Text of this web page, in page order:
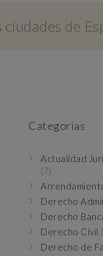
de
Categorias
Actualidad
(7)
Derecho
Derecho
Derecho Civil
Derecho de